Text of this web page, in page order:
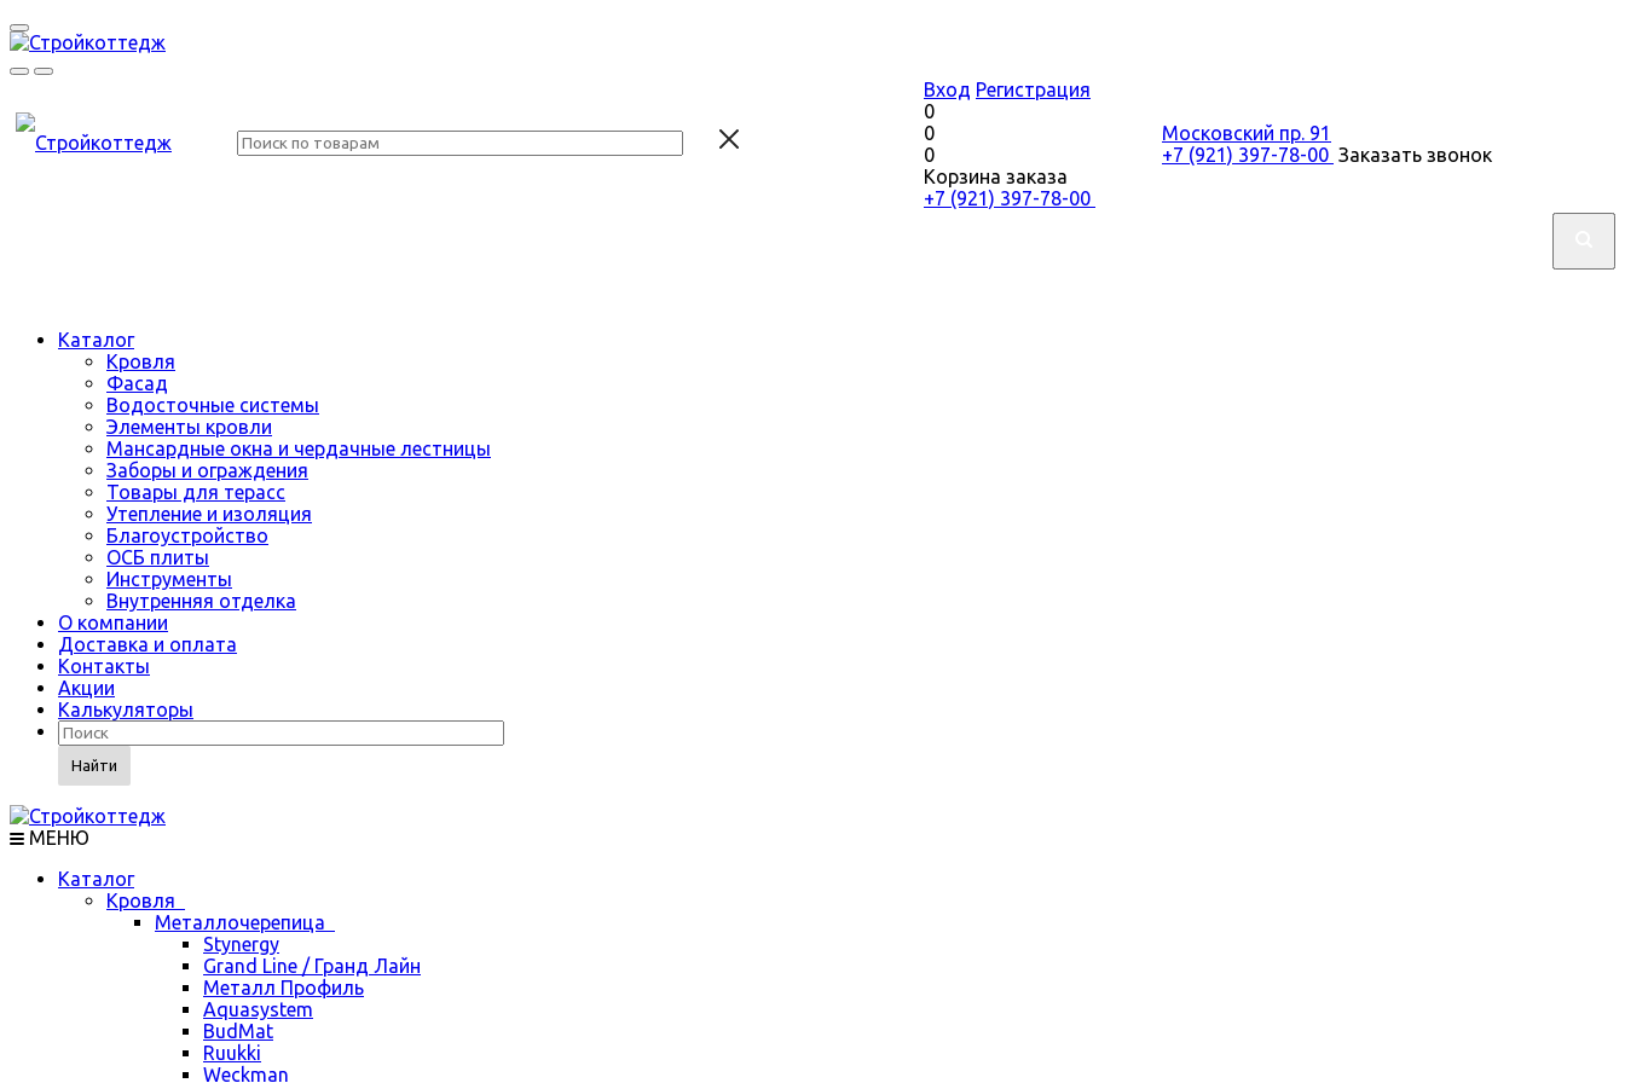
Вход Регистрация
0
0
0
Корзина заказа
+7 (921) 397-78-00
Московский пр. 91
+7 (921) 397-78-00 Заказать звонок
Каталог
Кровля
Фасад
Водосточные системы
Элементы кровли
Мансардные окна и чердачные лестницы
Заборы и ограждения
Товары для терасс
Утепление и изоляция
Благоустройство
ОСБ плиты
Инструменты
Внутренняя отделка
О компании
Доставка и оплата
Контакты
Акции
Калькуляторы
Найти
МЕНЮ
Каталог
Кровля
Металлочерепица
Stynergy
Grand Line / Гранд Лайн
Металл Профиль
Aquasystem
BudMat
Ruukki
Weckman